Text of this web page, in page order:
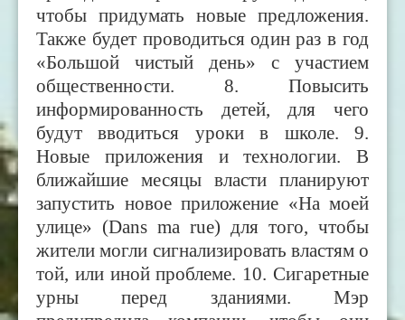
чтобы придумать новые предложения.
Также будет проводиться один раз в год
«Большой чистый день» с участием
общественности. 8. Повысить
информированность детей, для чего
будут вводиться уроки в школе. 9.
Новые приложения и технологии. В
ближайшие месяцы власти планируют
запустить новое приложение «На моей
улице» (Dans ma rue) для того, чтобы
жители могли сигнализировать властям о
той, или иной проблеме. 10. Сигаретные
урны перед зданиями. Мэр